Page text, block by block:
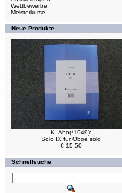
Wettbewerbe
Meisterkurse
Neue Produkte
K. Aho(*1949):
Solo IX für Oboe solo
€ 15,50
Schnellsuche